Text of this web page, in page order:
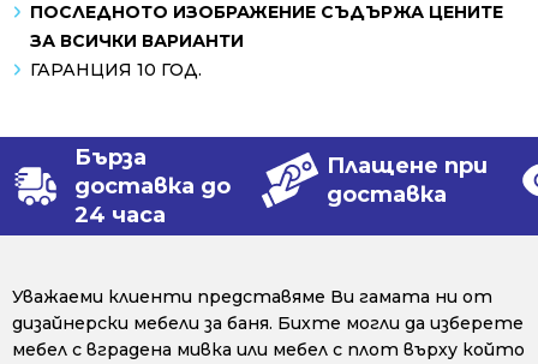
ПОСЛЕДНОТО ИЗОБРАЖЕНИЕ СЪДЪРЖА ЦЕНИТЕ
ЗА ВСИЧКИ ВАРИАНТИ
ГАРАНЦИЯ 10 ГОД.
Бърза
доставка до
24 часа
Плащене при
доставка
Уважаеми клиенти представяме Ви гамата ни от
дизайнерски мебели за баня. Бихте могли да изберете
мебел с вградена мивка или мебел с плот върху който